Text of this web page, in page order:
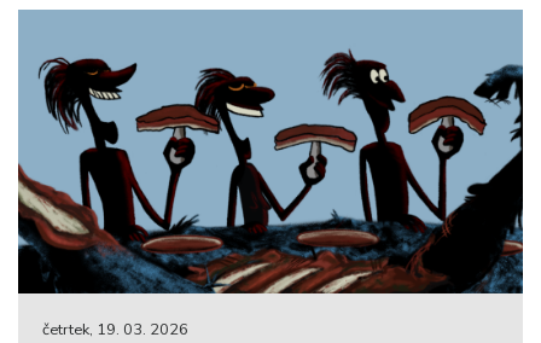
četrtek, 19. 03. 2026